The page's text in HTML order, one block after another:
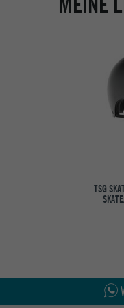
TSG